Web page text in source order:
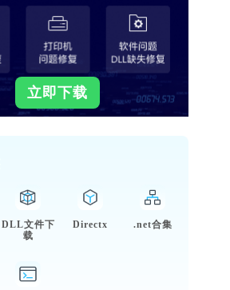
立即下载
DLL文件下
载
Directx .net合集